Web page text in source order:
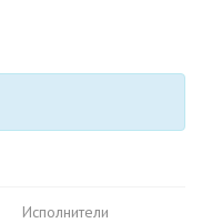
Исполнители